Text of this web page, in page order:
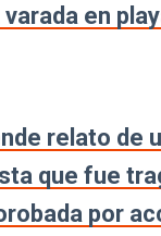
en
relato de
que fue
por